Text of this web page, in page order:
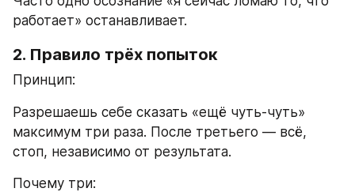
работает» останавливает.
2. Правило трёх попыток
Принцип:
Разрешаешь себе сказать «ещё чуть-чуть»
максимум три раза. После третьего — всё,
стоп, независимо от результата.
Почему три: